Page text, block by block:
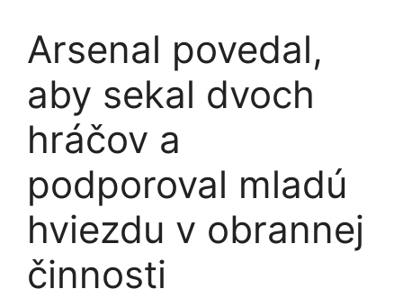
Arsenal povedal,
aby sekal dvoch
hráčov a
podporoval mladú
hviezdu v obrannej
činnosti